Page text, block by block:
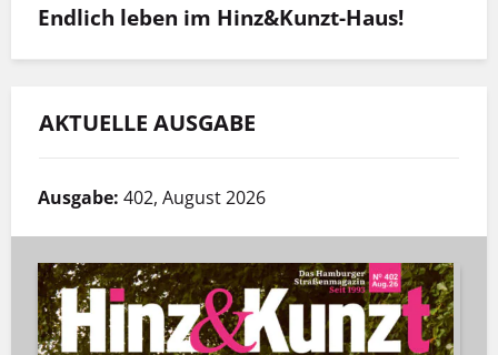
Endlich leben im Hinz&Kunzt-Haus!
AKTUELLE AUSGABE
Ausgabe: 402, August 2026